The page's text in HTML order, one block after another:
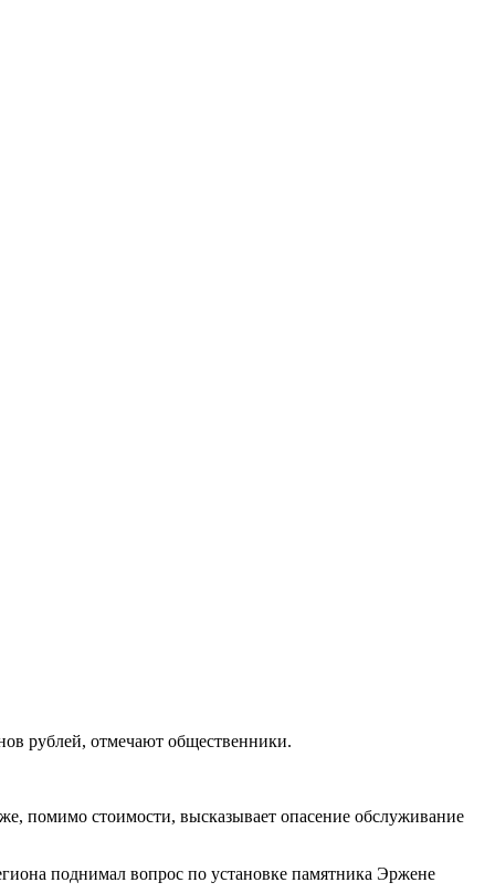
рублей, отмечают общественники.
помимо стоимости, высказывает опасение обслуживание
поднимал вопрос по установке памятника Эржене